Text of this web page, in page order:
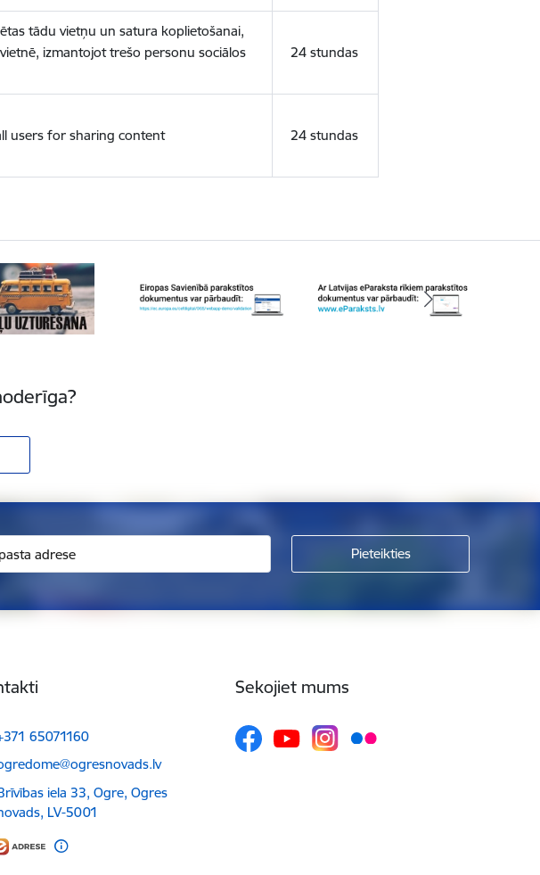
tādu vietņu un satura koplietošanai,
izmantojot trešo personu sociālos
24 stundas
users for sharing content 24 stundas
65071160
pasts:
iela 33, Ogre, Ogres
LV-5001
Sekojiet mums